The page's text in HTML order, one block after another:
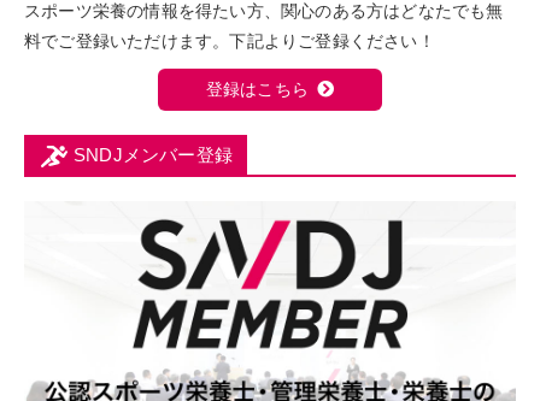
スポーツ栄養の情報を得たい方、関心のある方はどなたでも無
料でご登録いただけます。下記よりご登録ください！
登録はこちら
SNDJメンバー登録